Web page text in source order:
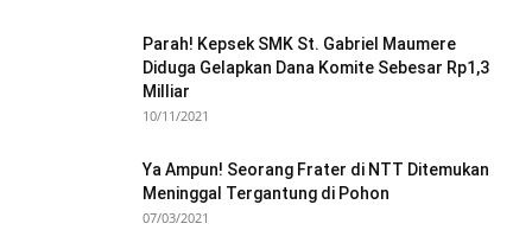
Parah! Kepsek SMK St. Gabriel Maumere
Diduga Gelapkan Dana Komite Sebesar Rp1,3
Milliar
10/11/2021
Ya Ampun! Seorang Frater di NTT Ditemukan
Meninggal Tergantung di Pohon
07/03/2021